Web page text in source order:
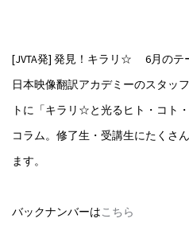
[JVTA発] 発見！キラリ☆ 6月のテ
日本映像翻訳アカデミーのスタッ
トに「キラリ☆と光るヒト・コト
コラム。修了生・受講生にたくさ
ます。
バックナンバーはこちら